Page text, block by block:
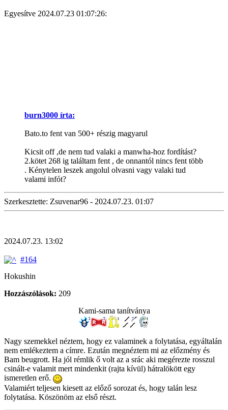
Egyesítve 2024.07.23 01:07:26:
burn3000 írta:
Bato.to fent van 500+ részig magyarul
Kicsit off ,de nem tud valaki a manwha-hoz fordítást?
2.kötet 268 ig találtam fent , de onnantól nincs fent több
. Kénytelen leszek angolul olvasni vagy valaki tud
valami infót?
Szerkesztette: Zsuvenar96 - 2024.07.23. 01:07
2024.07.23. 13:02
#164
Hokushin
Hozzászólások: 209
Kami-sama tanítványa
Nagy szemekkel néztem, hogy ez valaminek a folytatása, egyáltalán
nem emlékeztem a címre. Ezután megnéztem mi az előzmény és
Bam beugrott. Ha jól rémlik ő volt az a srác aki megérezte rosszul
csinált-e valamit mert mindenkit (rajta kívül) hátralökött egy
ismeretlen erő.
Valamiért teljesen kiesett az előző sorozat és, hogy talán lesz
folytatása. Köszönöm az első részt.